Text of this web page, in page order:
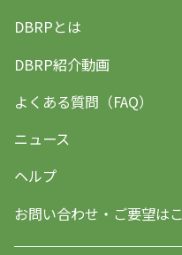
DBRPとは
DBRP紹介動画
よくある質問（FAQ）
ニュース
ヘルプ
お問い合わせ・ご要望は